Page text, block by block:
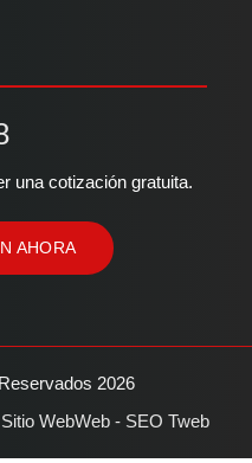
una cotización gratuita.
AHORA
2026
WebWeb - SEO Tweb